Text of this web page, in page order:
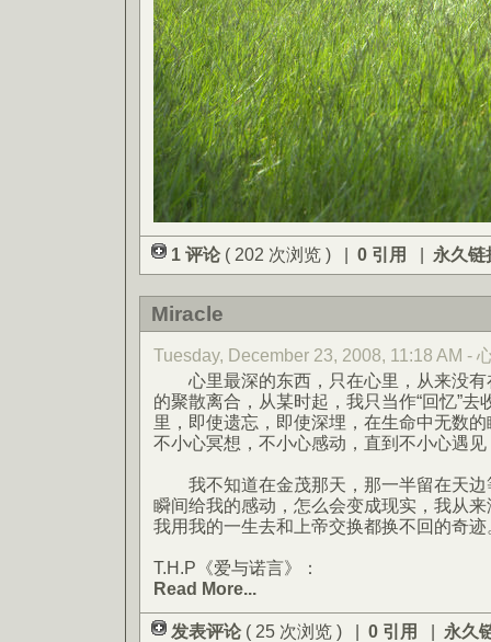
1 评论 ( 202 次浏览 ) | 0 引用 | 永久链
Miracle
Tuesday, December 23, 2008, 11:18 AM -
心里最深的东西，只在心里，从来没有
的聚散离合，从某时起，我只当作“回忆”
里，即使遗忘，即使深埋，在生命中无数
不小心冥想，不小心感动，直到不小心遇
我不知道在金茂那天，那一半留在天边
瞬间给我的感动，怎么会变成现实，我从
我用我的一生去和上帝交换都换不回的奇迹
T.H.P《爱与诺言》：
Read More...
发表评论 ( 25 次浏览 ) | 0 引用 | 永久